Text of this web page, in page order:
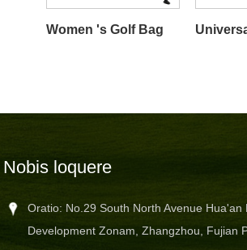
Women 's Golf Bag
Nobis loquere
Oratio: No.29 South North Avenue Hua'an
Development Zonam, Zhangzhou, Fujian